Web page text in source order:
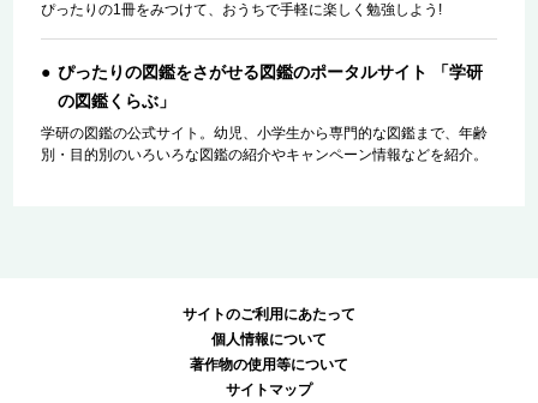
ぴったりの1冊をみつけて、おうちで手軽に楽しく勉強しよう!
ぴったりの図鑑をさがせる図鑑のポータルサイト 「学研
の図鑑くらぶ」
学研の図鑑の公式サイト。幼児、小学生から専門的な図鑑まで、年齢
別・目的別のいろいろな図鑑の紹介やキャンペーン情報などを紹介。
サイトのご利用にあたって
個人情報について
著作物の使用等について
サイトマップ